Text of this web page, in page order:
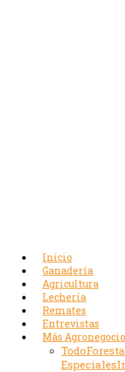
Inicio
Ganadería
Agricultura
Lechería
Remates
Entrevistas
Más
Todo
Especiales